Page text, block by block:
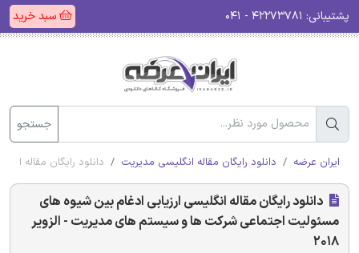
پشتیبانی: سبد خرید
جستجو
ایران عرضه دانلود رایگان مقاله انگلیسی مدیریت دانلود رایگان مقاله
دانلود رایگان مقاله انگلیسی ارزیابی ادغام بین شیوه های
مسئولیت اجتماعی شرکت ها و سیستم های مدیریت - الزویر
2018